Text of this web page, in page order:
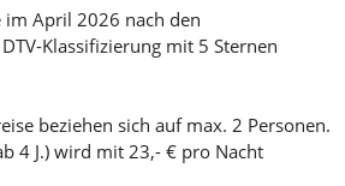
April 2026 nach den
Klassifizierung mit 5 Sternen
beziehen sich auf max. 2 Personen.
4 J.) wird mit 23,- € pro Nacht